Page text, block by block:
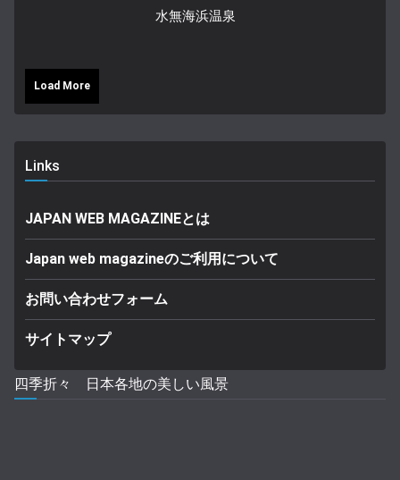
水無海浜温泉
Load More
Links
JAPAN WEB MAGAZINEとは
Japan web magazineのご利用について
お問い合わせフォーム
サイトマップ
四季折々 日本各地の美しい風景